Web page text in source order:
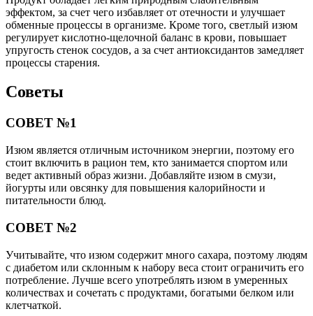
эффектом, за счет чего избавляет от отечности и улучшает
обменные процессы в организме. Кроме того, светлый изюм
регулирует кислотно-щелочной баланс в крови, повышает
упругость стенок сосудов, а за счет антиоксидантов замедляет
процессы старения.
Советы
СОВЕТ №1
Изюм является отличным источником энергии, поэтому его
стоит включить в рацион тем, кто занимается спортом или
ведет активный образ жизни. Добавляйте изюм в смузи,
йогурты или овсянку для повышения калорийности и
питательности блюд.
СОВЕТ №2
Учитывайте, что изюм содержит много сахара, поэтому людям
с диабетом или склонным к набору веса стоит ограничить его
потребление. Лучше всего употреблять изюм в умеренных
количествах и сочетать с продуктами, богатыми белком или
клетчаткой.